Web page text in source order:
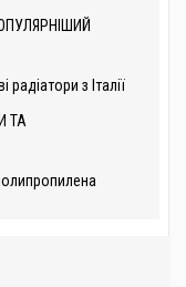
радіатори з Італії
ТА